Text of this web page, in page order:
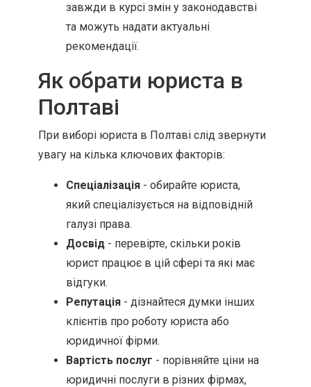
завжди в курсі змін у законодавстві
та можуть надати актуальні
рекомендації.
Як обрати юриста в
Полтаві
При виборі юриста в Полтаві слід звернути
увагу на кілька ключових факторів:
Спеціалізація - обирайте юриста,
який спеціалізується на відповідній
галузі права.
Досвід - перевірте, скільки років
юрист працює в цій сфері та які має
відгуки.
Репутація - дізнайтеся думки інших
клієнтів про роботу юриста або
юридичної фірми.
Вартість послуг - порівняйте ціни на
юридичні послуги в різних фірмах,